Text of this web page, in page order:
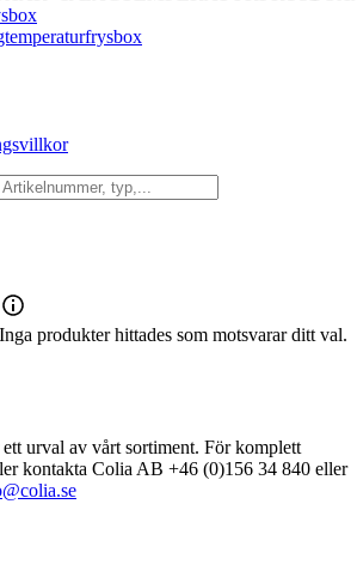
Inga produkter hittades som motsvarar ditt val.
urval av vårt sortiment. För komplett
kontakta Colia AB +46 (0)156 34 840 eller